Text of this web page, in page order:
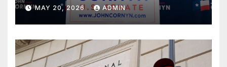
подкрепа
MAY 20, 2026 ADMIN